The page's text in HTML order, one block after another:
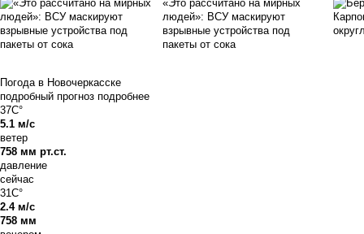
«Это рассчитано на мирных
людей»: ВСУ маскируют
взрывные устройства под
пакеты от сока
Погода в Новочеркасске
подробный прогноз подробнее
37C°
5.1 м/с
ветер
758 мм рт.ст.
давление
сейчас
31C°
2.4 м/с
758 мм